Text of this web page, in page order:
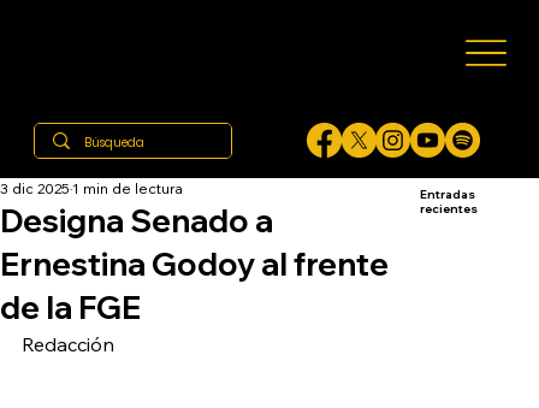
Designa Senado a
Ernestina Godoy al frente
de la FGE
3 dic 2025 1 min de lectura
Redacción
Entradas
recientes